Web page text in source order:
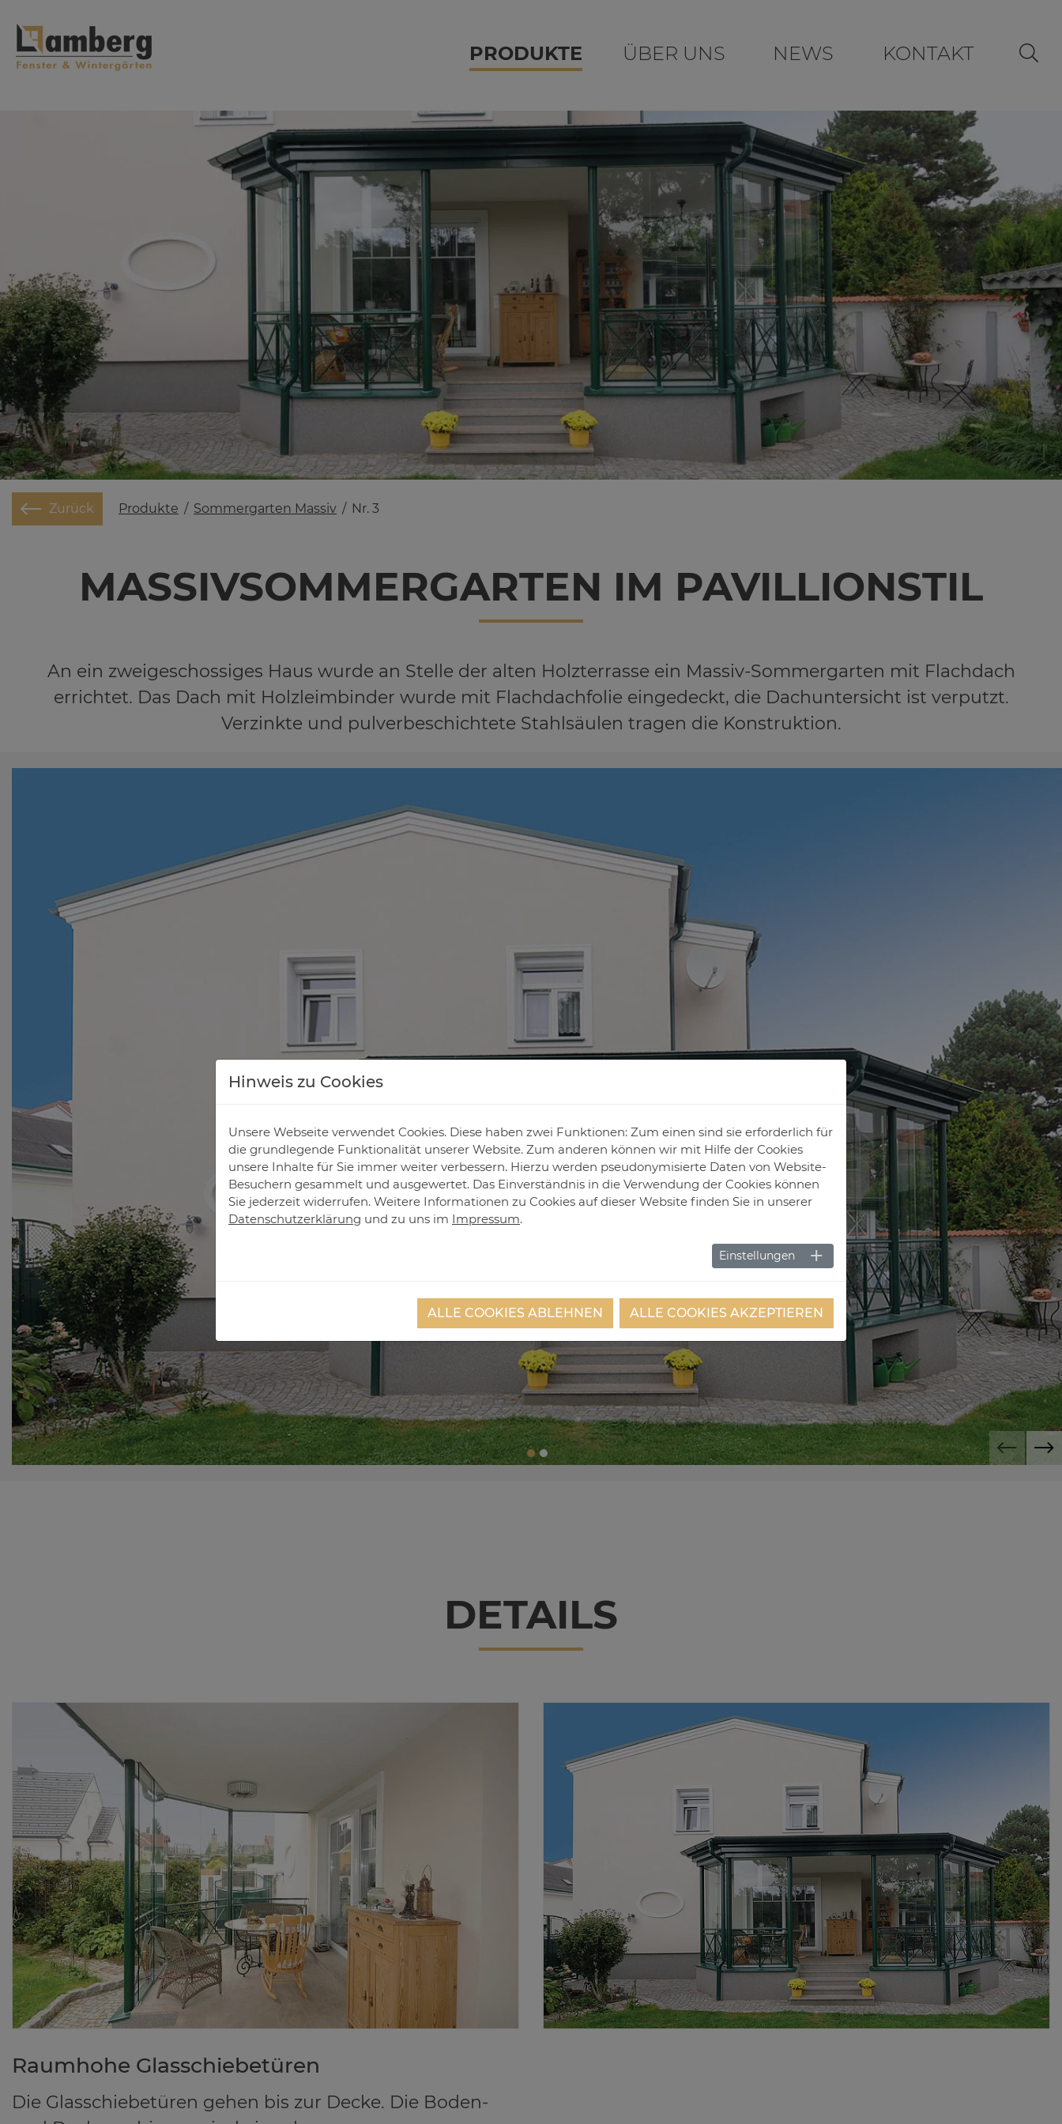
PRODUKTE ÜBER UNS NEWS KONTAKT
Zurück Produkte / Sommergarten Massiv / Nr. 3
MAS­SIV­SOM­MER­GAR­TEN IM PA­VIL­LI­ONS­TIL
An ein zweigeschossiges Haus wurde an Stelle der alten Holzterrasse ein Massiv-Sommergarten mit Flachdach
errichtet. Das Dach mit Holzleimbinder wurde mit Flachdachfolie eingedeckt, die Dachuntersicht ist verputzt.
Verzinkte und pulverbeschichtete Stahlsäulen tragen die Konstruktion.
DE­TAILS
Raum­ho­he Glas­schie­be­tü­ren
Die Glasschiebetüren gehen bis zur Decke. Die Boden-
Hinweis zu Cookies
Unsere Webseite verwendet Cookies. Diese haben zwei Funktionen: Zum einen sind sie erforderlich für
die grundlegende Funktionalität unserer Website. Zum anderen können wir mit Hilfe der Cookies
unsere Inhalte für Sie immer weiter verbessern. Hierzu werden pseudonymisierte Daten von Website-
Besuchern gesammelt und ausgewertet. Das Einverständnis in die Verwendung der Cookies können
Sie jederzeit widerrufen. Weitere Informationen zu Cookies auf dieser Website finden Sie in unserer
Datenschutzerklärung und zu uns im Impressum.
Einstellungen
ALLE COOKIES ABLEHNEN ALLE COOKIES AKZEPTIEREN